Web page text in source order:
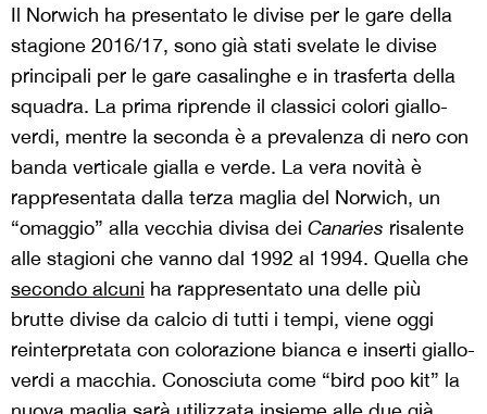
Il Norwich ha presentato le divise per le gare della
stagione 2016/17, sono già stati svelate le divise
principali per le gare casalinghe e in trasferta della
squadra. La prima riprende il classici colori giallo-
verdi, mentre la seconda è a prevalenza di nero con
banda verticale gialla e verde. La vera novità è
rappresentata dalla terza maglia del Norwich, un
“omaggio” alla vecchia divisa dei Canaries risalente
alle stagioni che vanno dal 1992 al 1994. Quella che
secondo alcuni ha rappresentato una delle più
brutte divise da calcio di tutti i tempi, viene oggi
reinterpretata con colorazione bianca e inserti giallo-
verdi a macchia. Conosciuta come “bird poo kit” la